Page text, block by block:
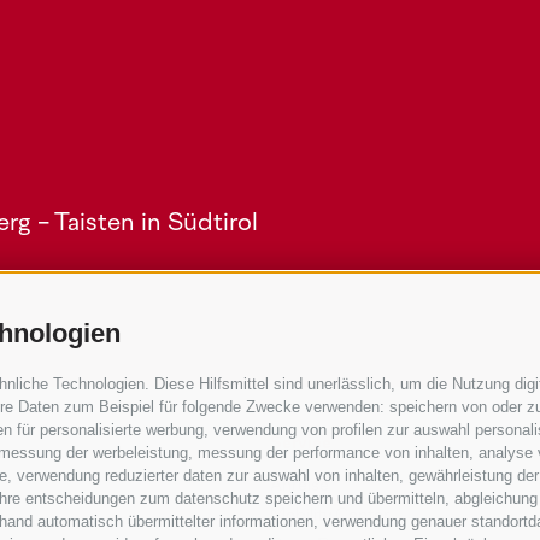
Technologien. Diese Hilfsmittel sind unerlässlich, um die Nutzung
Daten zum Beispiel für folgende Zwecke verwenden: speichern von oder
für personalisierte werbung, verwendung von profilen zur auswahl
der werbeleistung, messung der performance von inhalten,
verwendung reduzierter daten zur auswahl von inhalten, gewährleistung
entscheidungen zum datenschutz speichern und übermitteln,
automatisch übermittelter informationen, verwendung genauer
- Taisten in Südtirol
Service
Anreise
Mobility Center